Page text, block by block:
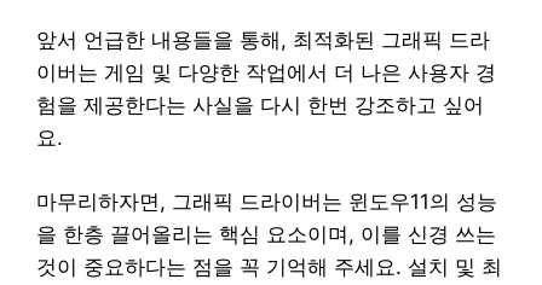
앞서 언급한 내용들을 통해, 최적화된 그래픽 드라
이버는 게임 및 다양한 작업에서 더 나은 사용자 경
험을 제공한다는 사실을 다시 한번 강조하고 싶어
요.
마무리하자면, 그래픽 드라이버는 윈도우11의 성능
을 한층 끌어올리는 핵심 요소이며, 이를 신경 쓰는
것이 중요하다는 점을 꼭 기억해 주세요. 설치 및 최